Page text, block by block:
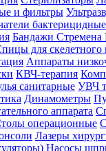
и фильтры
бактерицидные
Бандажи Стремена
для скелетного
Аппараты
КВЧ-терапия
санитарные УВЧ
Динамометры
аппарата
операционные
Лазеры
Насосы